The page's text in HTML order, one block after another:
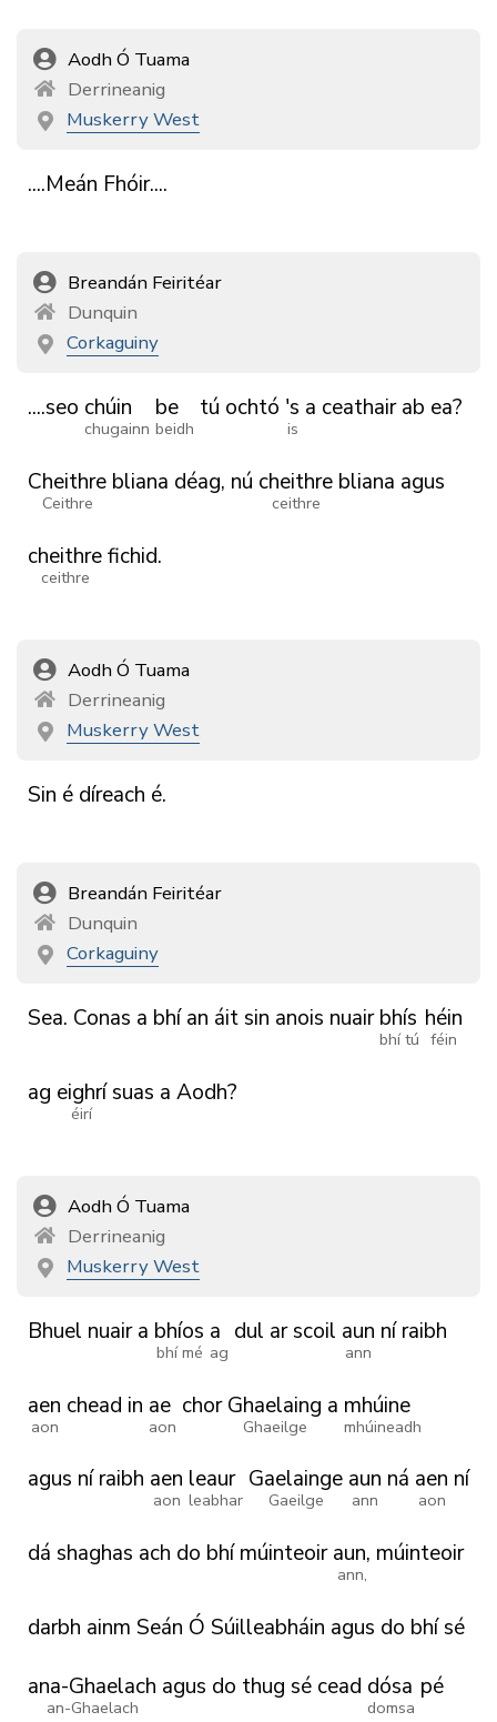
Aodh Ó Tuama
Derrineanig
Muskerry West
....Meán Fhóir....
Breandán Feiritéar
Dunquin
Corkaguiny
....seo chúin
chugainn
be
beidh
tú ochtó 's
is
a ceathair ab ea?
Cheithre
Ceithre
bliana déag, nú cheithre
ceithre
bliana agus
cheithre
ceithre
fichid.
Aodh Ó Tuama
Derrineanig
Muskerry West
Sin é díreach é.
Breandán Feiritéar
Dunquin
Corkaguiny
Sea. Conas a bhí an áitsin anois nuair bhís
bhí tú
héin
féin
ag eighrí
éirí
suas a Aodh?
Aodh Ó Tuama
Derrineanig
Muskerry West
Bhuel nuair a bhíos
bhí mé
a
ag
dul arscoil aun
ann
ní raibh
aen
aon
chead in ae
aon
chor Ghaelaing
Ghaeilge
a mhúine
mhúineadh
agus ní raibh aen
aon
leaur
leabhar
Gaelainge
Gaeilge
aun
ann
ná aen
aon
ní
dá shaghas ach do bhí múinteoir aun,
ann,
múinteoir
darbh ainm Seán Ó Súilleabháin agus do bhísé
ana-Ghaelach
an-Ghaelach
agus do thug sé cead dósa
domsa
pé